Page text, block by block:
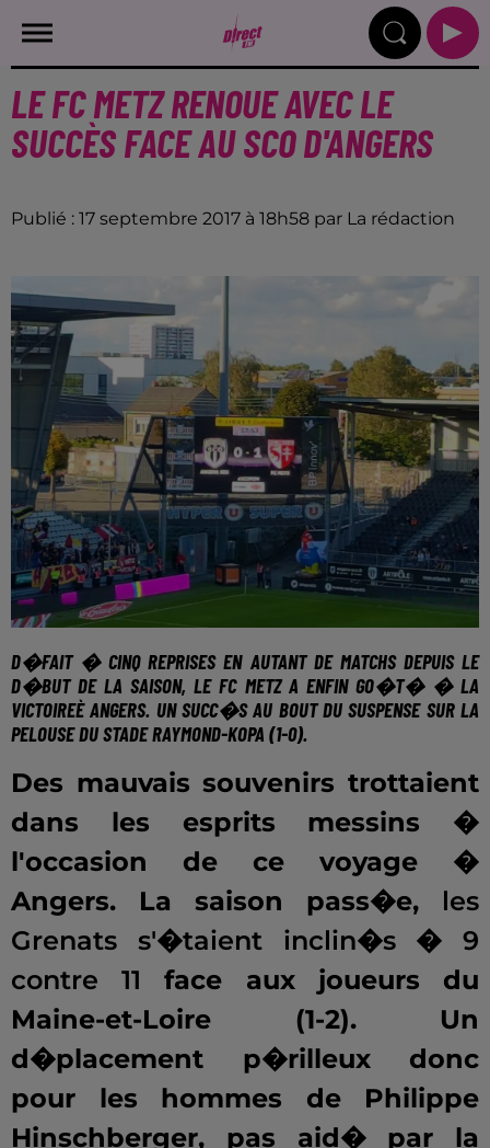
LE FC METZ RENOUE AVEC LE
SUCCÈS FACE AU SCO D'ANGERS
Publié : 17 septembre 2017 à 18h58 par La rédaction
D�FAIT � CINQ REPRISES EN AUTANT DE MATCHS DEPUIS LE
D�BUT DE LA SAISON,LE FC METZ A ENFIN GO�T� � LA
VICTOIREÈ ANGERS. UN SUCC�S AU BOUT DU SUSPENSE SUR LA
PELOUSE DU STADE RAYMOND-KOPA (1-0).
Des mauvais souvenirs trottaient
dans les esprits messins �
l'occasion de ce voyage �
Angers. La saison pass�e, les
Grenats s'�taient inclin�s � 9
contre 11 face aux joueurs du
Maine-et-Loire (1-2). Un
d�placement p�rilleux donc
pour les hommes de Philippe
Hinschberger, pas aid� par la